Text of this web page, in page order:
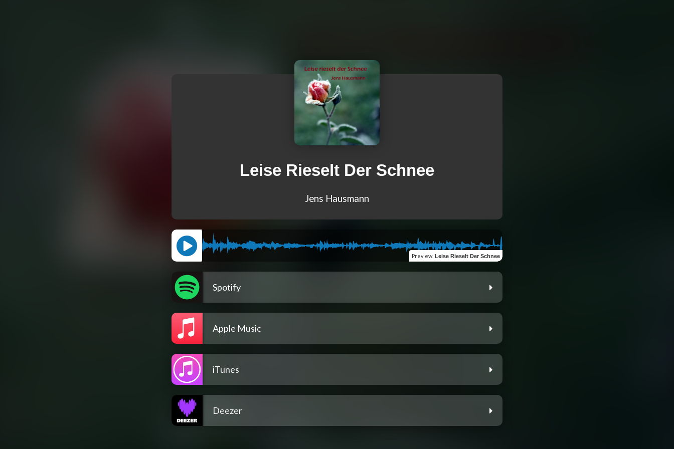
Leise Rieselt Der Schnee
Jens Hausmann
Preview: Leise Rieselt Der Schnee
Spotify
Apple Music
iTunes
Deezer